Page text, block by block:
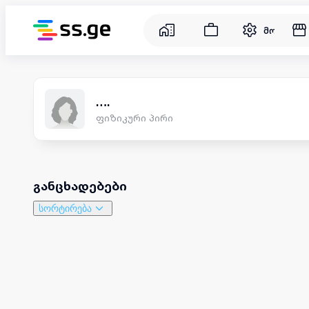
….
ფიზიკური პირი
განცხადებები
სორტირება